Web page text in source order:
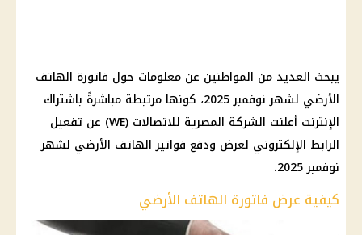
يبحث العديد من المواطنين عن معلومات حول فاتورة الهاتف
الأرضي لشهر نوفمبر 2025، كونها مرتبطة مباشرةً باشتراك
الإنترنت أعلنت الشركة المصرية للاتصالات (WE) عن تفعيل
الرابط الإلكتروني لعرض ودفع فواتير الهاتف الأرضي لشهر
نوفمبر 2025.
كيفية عرض فاتورة الهاتف الأرضي